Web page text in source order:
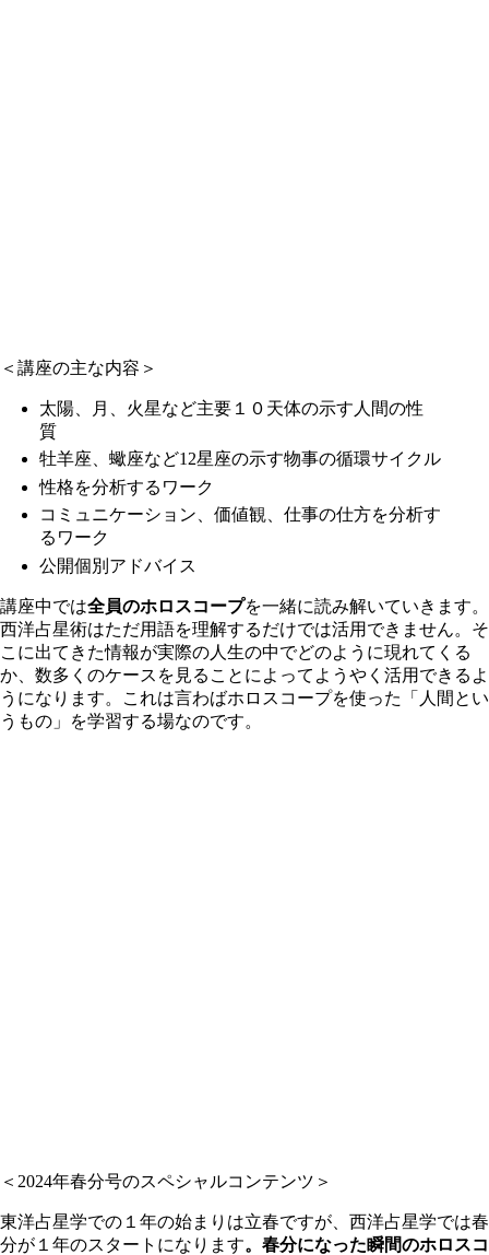
＜講座の主な内容＞
太陽、月、火星など主要１０天体の示す人間の性
質
牡羊座、蠍座など12星座の示す物事の循環サイクル
性格を分析するワーク
コミュニケーション、価値観、仕事の仕方を分析す
るワーク
公開個別アドバイス
講座中では全員のホロスコープを一緒に読み解いていきます。
西洋占星術はただ用語を理解するだけでは活用できません。そ
こに出てきた情報が実際の人生の中でどのように現れてくる
か、数多くのケースを見ることによってようやく活用できるよ
うになります。これは言わばホロスコープを使った「人間とい
うもの」を学習する場なのです。
＜2024年春分号のスペシャルコンテンツ＞
東洋占星学での１年の始まりは立春ですが、西洋占星学では春
分が１年のスタートになります。春分になった瞬間のホロスコ